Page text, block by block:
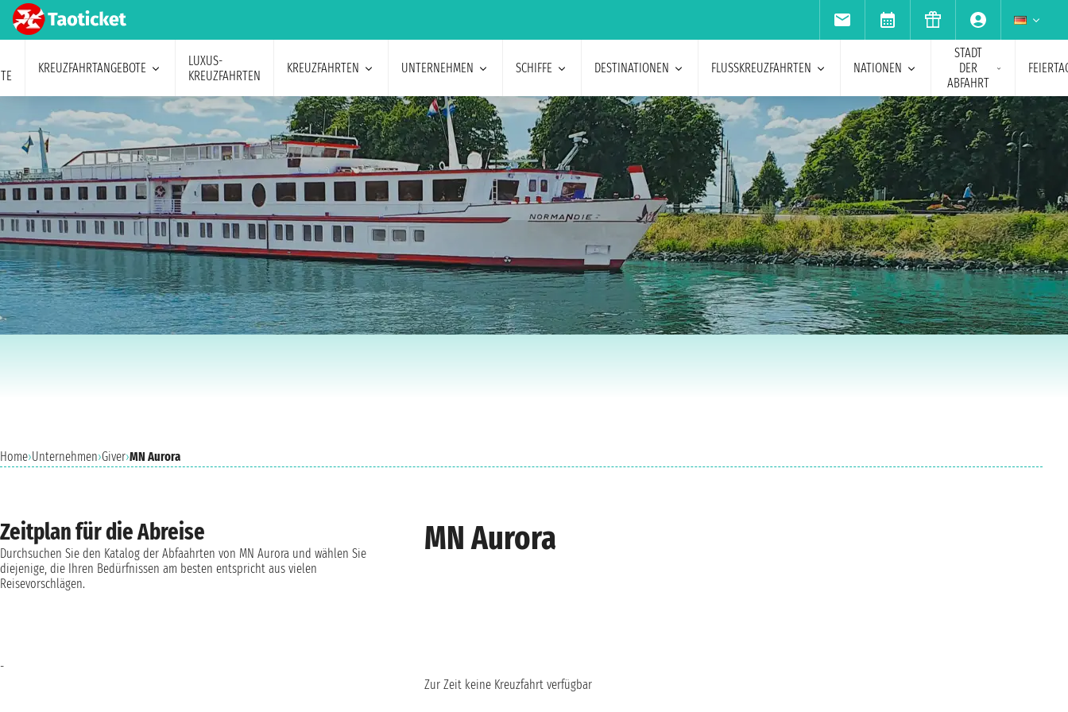
KREUZFAHRTANGEBOTE
LUXUS-
KREUZFAHRTEN
KREUZFAHRTEN UNTERNEHMEN SCHIFFE DESTINATIONEN FLUSSKREUZFAHRTEN NATIONEN
STADT
DER
ABFAHRT
Home›Unternehmen›Giver›MN Aurora
MN Aurora
Zur Zeit keine Kreuzfahrt verfügbar
Zeitplan für die Abreise
Durchsuchen Sie den Katalog der Abfaahrten von MN Aurora und wählen Sie
diejenige, die Ihren Bedürfnissen am besten entspricht aus vielen
Reisevorschlägen.
-